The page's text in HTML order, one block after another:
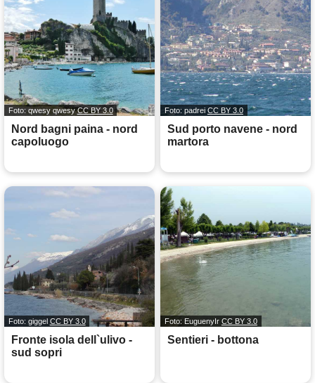
Foto: qwesy qwesyCC BY 3.0
Nord bagni paina - nord
capoluogo
Foto: padrei CC BY 3.0
Sud porto navene - nord
martora
Foto: giggel CC BY 3.0
Fronte isola dell`ulivo -
sud sopri
Foto: EuguenyIr CC BY 3.0
Sentieri - bottona